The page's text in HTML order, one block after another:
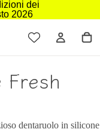
dei
2026
Fresh
dentaruolo in silicone